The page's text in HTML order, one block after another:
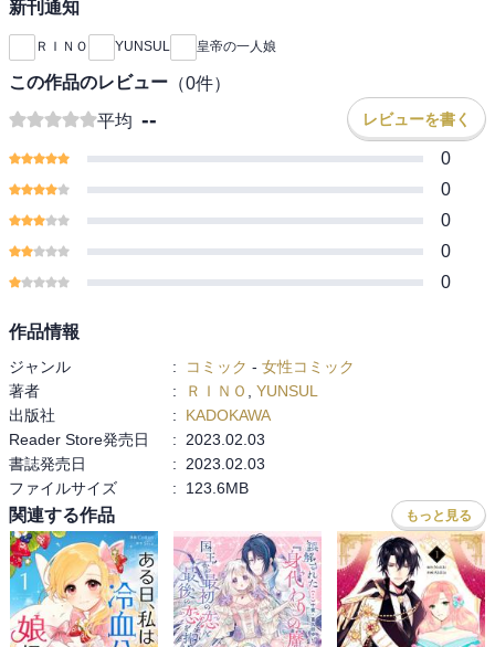
新刊通知
ＲＩＮＯ YUNSUL 皇帝の一人娘
この作品のレビュー （0件）
平均 -- レビューを書く
0
0
0
0
0
作品情報
ジャンル : コミック - 女性コミック
著者
: ＲＩＮＯ
YUNSUL
出版社
:
KADOKAWA
Reader Store発売日
:
2023.02.03
書誌発売日
:
2023.02.03
ファイルサイズ
: 123.6MB
関連する作品 もっと見る